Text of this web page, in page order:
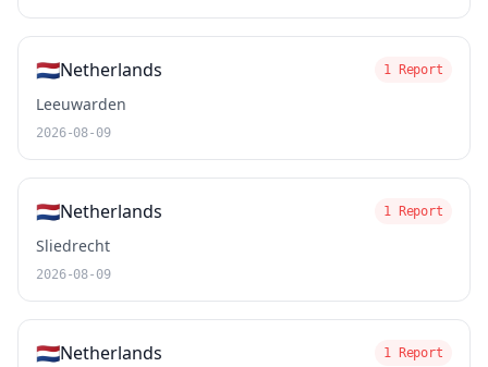
🇳🇱Netherlands 1 Report
Leeuwarden
2026-08-09
🇳🇱Netherlands 1 Report
Sliedrecht
2026-08-09
🇳🇱Netherlands 1 Report